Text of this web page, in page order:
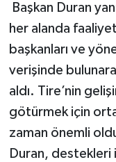
Başkan Duran
her alanda
başkanları ve
verişinde
aldı. Tire’nin
götürmek için
zaman önemli
Duran, destekleri